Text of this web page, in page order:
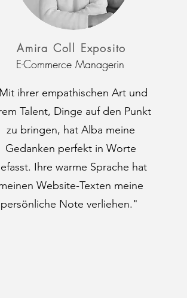
Amira Coll Exposito
E-Commerce Managerin
ihrer empathischen Art und
Talent, Dinge auf den Punkt
zu bringen, hat Alba meine
Gedanken perfekt in Worte
Ihre warme Sprache hat
Website-Texten meine
persönliche Note verliehen."